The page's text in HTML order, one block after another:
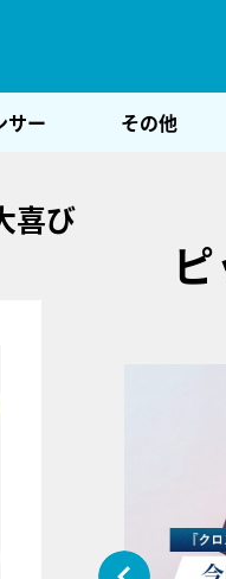
サー その他
喜び